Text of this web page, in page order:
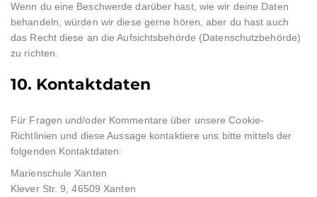
Wenn du eine Beschwerde darüber hast, wie wir deine Daten
behandeln, würden wir diese gerne hören, aber du hast auch
das Recht diese an die Aufsichtsbehörde (Datenschutzbehörde)
zu richten.
10. Kontaktdaten
Für Fragen und/oder Kommentare über unsere Cookie-
Richtlinien und diese Aussage kontaktiere uns bitte mittels der
folgenden Kontaktdaten:
Marienschule Xanten
Klever Str. 9, 46509 Xanten